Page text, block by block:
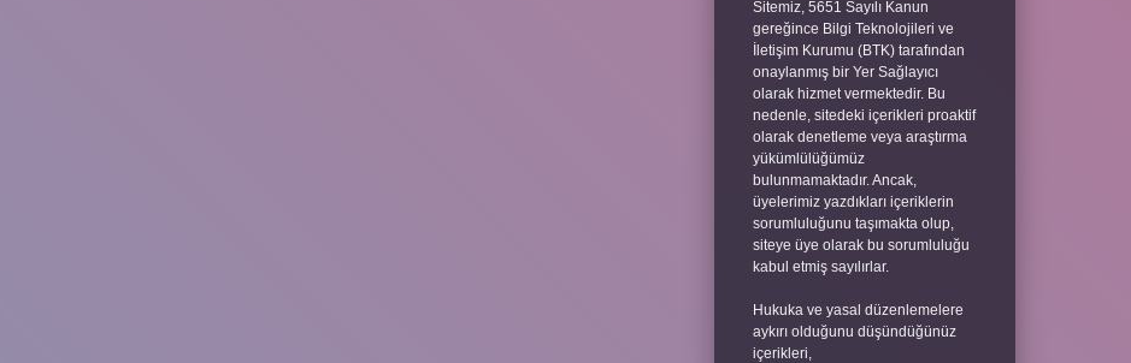
Sitemiz, 5651 Sayılı Kanun
gereğince Bilgi Teknolojileri ve
İletişim Kurumu (BTK) tarafından
onaylanmış bir Yer Sağlayıcı
olarak hizmet vermektedir. Bu
nedenle, sitedeki içerikleri proaktif
olarak denetleme veya araştırma
yükümlülüğümüz
bulunmamaktadır. Ancak,
üyelerimiz yazdıkları içeriklerin
sorumluluğunu taşımakta olup,
siteye üye olarak bu sorumluluğu
kabul etmiş sayılırlar.
Hukuka ve yasal düzenlemelere
aykırı olduğunu düşündüğünüz
içerikleri,